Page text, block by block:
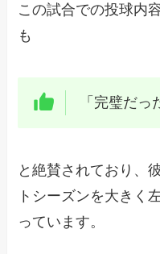
この試合での投球内
も
「完璧だっ
と絶賛されており、
トシーズンを大きく
っています。